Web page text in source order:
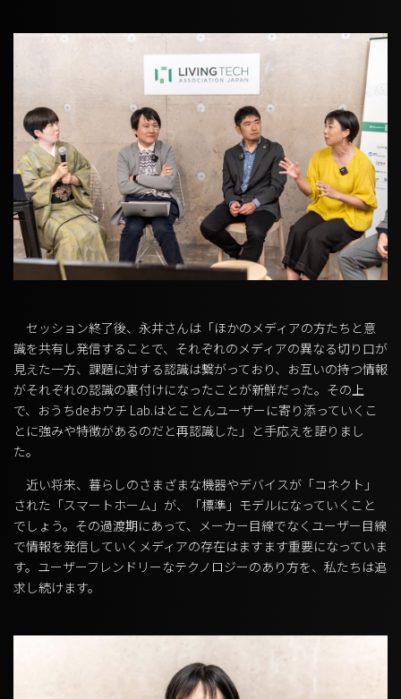
セッション終了後、永井さんは「ほかのメディアの方たちと意
識を共有し発信することで、それぞれのメディアの異なる切り口が
見えた一方、課題に対する認識は繋がっており、お互いの持つ情報
がそれぞれの認識の裏付けになったことが新鮮だった。その上
で、おうちdeおウチ Lab.はとことんユーザーに寄り添っていくこ
とに強みや特徴があるのだと再認識した」と手応えを語りまし
た。
近い将来、暮らしのさまざまな機器やデバイスが「コネクト」
された「スマートホーム」が、「標準」モデルになっていくこと
でしょう。その過渡期にあって、メーカー目線でなくユーザー目線
で情報を発信していくメディアの存在はますます重要になっていま
す。ユーザーフレンドリーなテクノロジーのあり方を、私たちは追
求し続けます。